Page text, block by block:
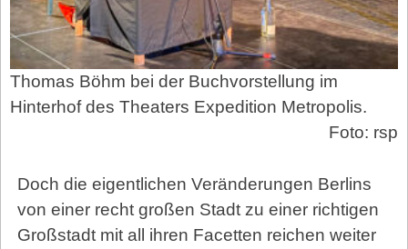
Thomas Böhm bei der Buchvorstellung im
Hinterhof des Theaters Expedition Metropolis.
Foto: rsp
Doch die eigentlichen Veränderungen Berlins
von einer recht großen Stadt zu einer richtigen
Großstadt mit all ihren Facetten reichen weiter